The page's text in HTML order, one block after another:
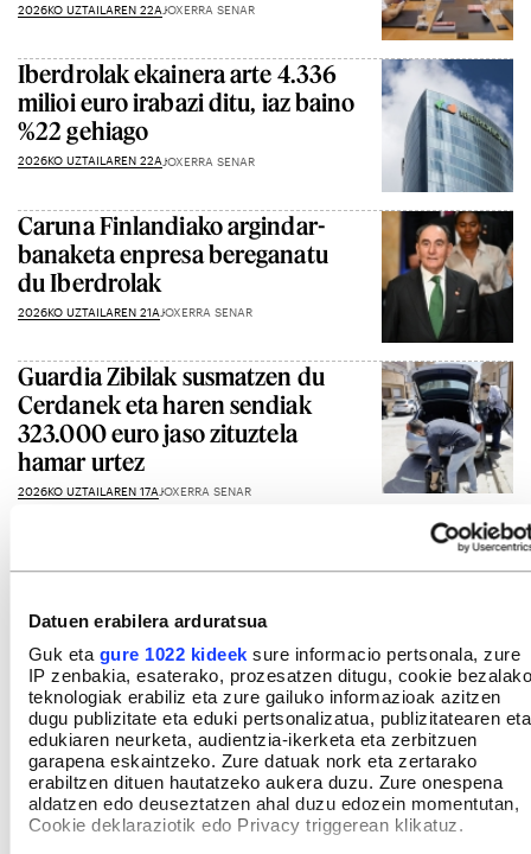
Datuen erabilera arduratsua
Guk eta gure 1022 kideek sure informacio pertsonala, zure
IP zenbakia, esaterako, prozesatzen ditugu, cookie bezalako
teknologiak erabiliz eta zure gailuko informazioak azitzen
dugu publizitate eta eduki pertsonalizatua, publizitatearen eta
edukiaren neurketa, audientzia-ikerketa eta zerbitzuen
garapena eskaintzeko. Zure datuak nork eta zertarako
erabiltzen dituen hautatzeko aukera duzu. Zure onespena
aldatzen edo deuseztatzen ahal duzu edozein momentutan,
Cookie deklaraziotik edo Privacy triggerean klikatuz.
2026KO UZTAILAREN 22A JOXERRA SENAR
Iberdrolak ekainera arte 4.336
milioi euro irabazi ditu, iaz baino
%22 gehiago
2026KO UZTAILAREN 22A JOXERRA SENAR
Caruna Finlandiako argindar-
banaketa enpresa bereganatu
du Iberdrolak
2026KO UZTAILAREN 21A JOXERRA SENAR
Guardia Zibilak susmatzen du
Cerdanek eta haren sendiak
323.000 euro jaso zituztela
hamar urtez
2026KO UZTAILAREN 17AJOXERRA SENAR